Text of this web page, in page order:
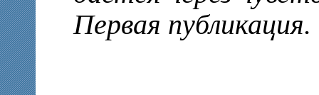
Первая публикация.